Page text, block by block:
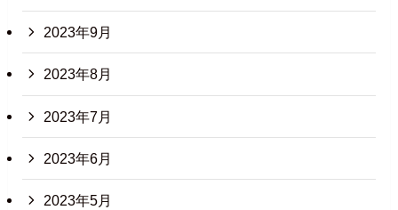
2023年9月
2023年8月
2023年7月
2023年6月
2023年5月